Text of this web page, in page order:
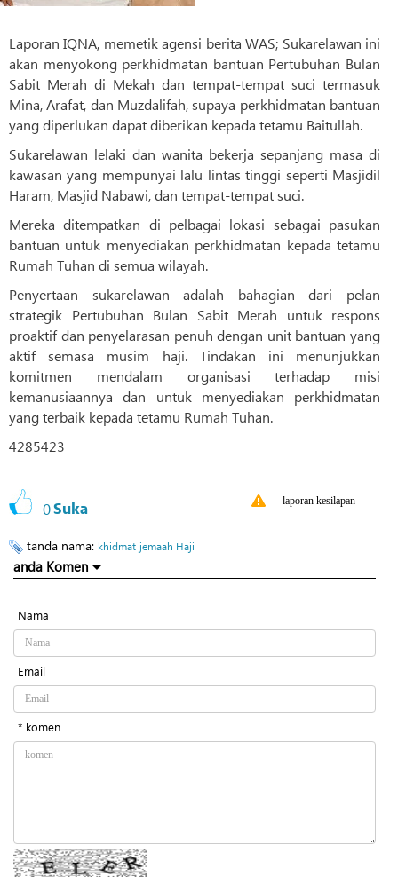
Laporan IQNA, memetik agensi berita WAS; Sukarelawan ini
akan menyokong perkhidmatan bantuan Pertubuhan Bulan
Sabit Merah di Mekah dan tempat-tempat suci termasuk
Mina, Arafat, dan Muzdalifah, supaya perkhidmatan bantuan
yang diperlukan dapat diberikan kepada tetamu Baitullah.
Sukarelawan lelaki dan wanita bekerja sepanjang masa di
kawasan yang mempunyai lalu lintas tinggi seperti Masjidil
Haram, Masjid Nabawi, dan tempat-tempat suci.
Mereka ditempatkan di pelbagai lokasi sebagai pasukan
bantuan untuk menyediakan perkhidmatan kepada tetamu
Rumah Tuhan di semua wilayah.
Penyertaan sukarelawan adalah bahagian dari pelan
strategik Pertubuhan Bulan Sabit Merah untuk respons
proaktif dan penyelarasan penuh dengan unit bantuan yang
aktif semasa musim haji. Tindakan ini menunjukkan
komitmen mendalam organisasi terhadap misi
kemanusiaannya dan untuk menyediakan perkhidmatan
yang terbaik kepada tetamu Rumah Tuhan.
4285423
0Suka laporan kesilapan
tanda nama: khidmat jemaah Haji
anda Komen
Nama
Email
* komen